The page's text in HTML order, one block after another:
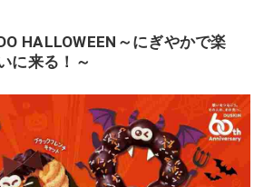
HALLOWEEN～にぎやかで楽
に来る！～